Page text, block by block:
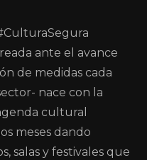
ante el avance
de medidas cada
nace con la
cultural
meses dando
salas y festivales que